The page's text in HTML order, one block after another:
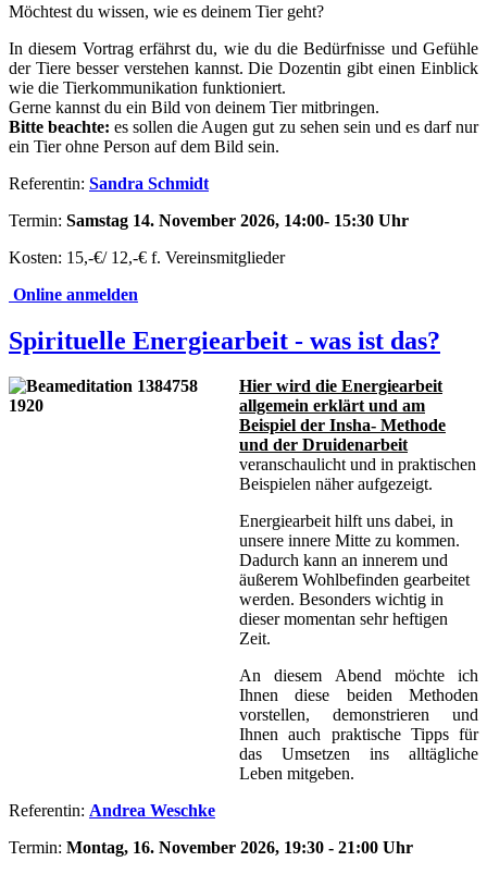
Möchtest du wissen, wie es deinem Tier geht?
In diesem Vortrag erfährst du, wie du die Bedürfnisse und Gefühle
der Tiere besser verstehen kannst. Die Dozentin gibt einen Einblick
wie die Tierkommunikation funktioniert.
Gerne kannst du ein Bild von deinem Tier mitbringen.
Bitte beachte: es sollen die Augen gut zu sehen sein und es darf nur
ein Tier ohne Person auf dem Bild sein.
Referentin: Sandra Schmidt
Termin: Samstag 14. November 2026, 14:00- 15:30 Uhr
Kosten: 15,-€/ 12,-€ f. Vereinsmitglieder
Online anmelden
Spirituelle Energiearbeit - was ist das?
Hier wird die Energiearbeit
allgemein erklärt und am
Beispiel der Insha- Methode
und der Druidenarbeit
veranschaulicht und in praktischen
Beispielen näher aufgezeigt.
Energiearbeit hilft uns dabei, in
unsere innere Mitte zu kommen.
Dadurch kann an innerem und
äußerem Wohlbefinden gearbeitet
werden. Besonders wichtig in
dieser momentan sehr heftigen
Zeit.
An diesem Abend möchte ich
Ihnen diese beiden Methoden
vorstellen, demonstrieren und
Ihnen auch praktische Tipps für
das Umsetzen ins alltägliche
Leben mitgeben.
Referentin: Andrea Weschke
Termin: Montag, 16. November 2026, 19:30 - 21:00 Uhr